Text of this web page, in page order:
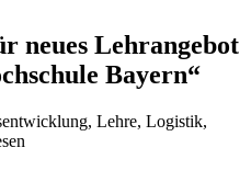
neues Lehrangebot
Bayern“
Lehre, Logistik,